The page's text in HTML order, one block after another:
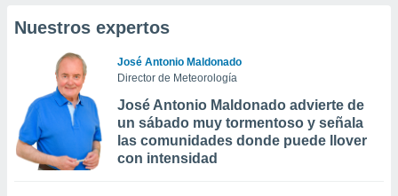
Nuestros expertos
José Antonio Maldonado
Director de Meteorología
José Antonio Maldonado advierte de
un sábado muy tormentoso y señala
las comunidades donde puede llover
con intensidad